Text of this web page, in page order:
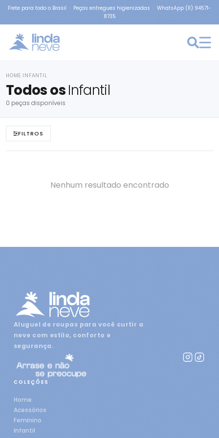
Frete para todo o Brasil · Peças entregues higienizadas · WhatsApp (11) 94571-
8735
HOME INFANTIL
Todos osInfantil
0 peças disponíveis
FILTROS
Nenhum resultado encontrado
Aluguel de roupas para você curtir a
neve com estilo, conforto e
segurança.
COLEÇÕES
Home
Acessórios
Feminino
Infantil